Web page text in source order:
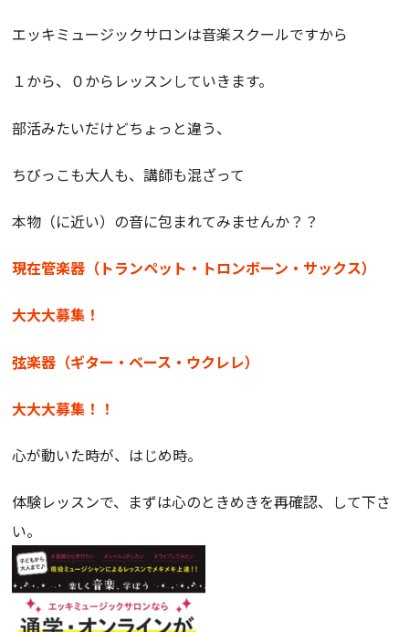
エッキミュージックサロンは音楽スクールですから
１から、０からレッスンしていきます。
部活みたいだけどちょっと違う、
ちびっこも大人も、講師も混ざって
本物（に近い）の音に包まれてみませんか？？
現在管楽器（トランペット・トロンボーン・サックス）
大大大募集！
弦楽器（ギター・ベース・ウクレレ）
大大大募集！！
心が動いた時が、はじめ時。
体験レッスンで、まずは心のときめきを再確認、して下さ
い。